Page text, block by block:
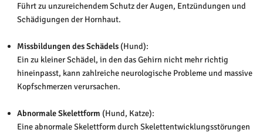
Führt zu unzureichendem Schutz der Augen, Entzündungen und
Schädigungen der Hornhaut.
Missbildungen des Schädels (Hund):
Ein zu kleiner Schädel, in den das Gehirn nicht mehr richtig
hineinpasst, kann zahlreiche neurologische Probleme und massive
Kopfschmerzen verursachen.
Abnormale Skelettform (Hund, Katze):
Eine abnormale Skelettform durch Skelettentwicklungsstörungen